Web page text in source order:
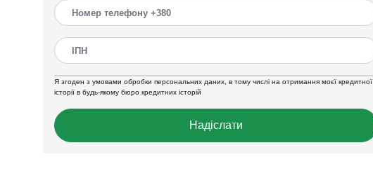
Я згоден з умовами обробки персональних даних, в тому числі на отримання моєї кредитної
історії в будь-якому бюро кредитних історій
Надіслати